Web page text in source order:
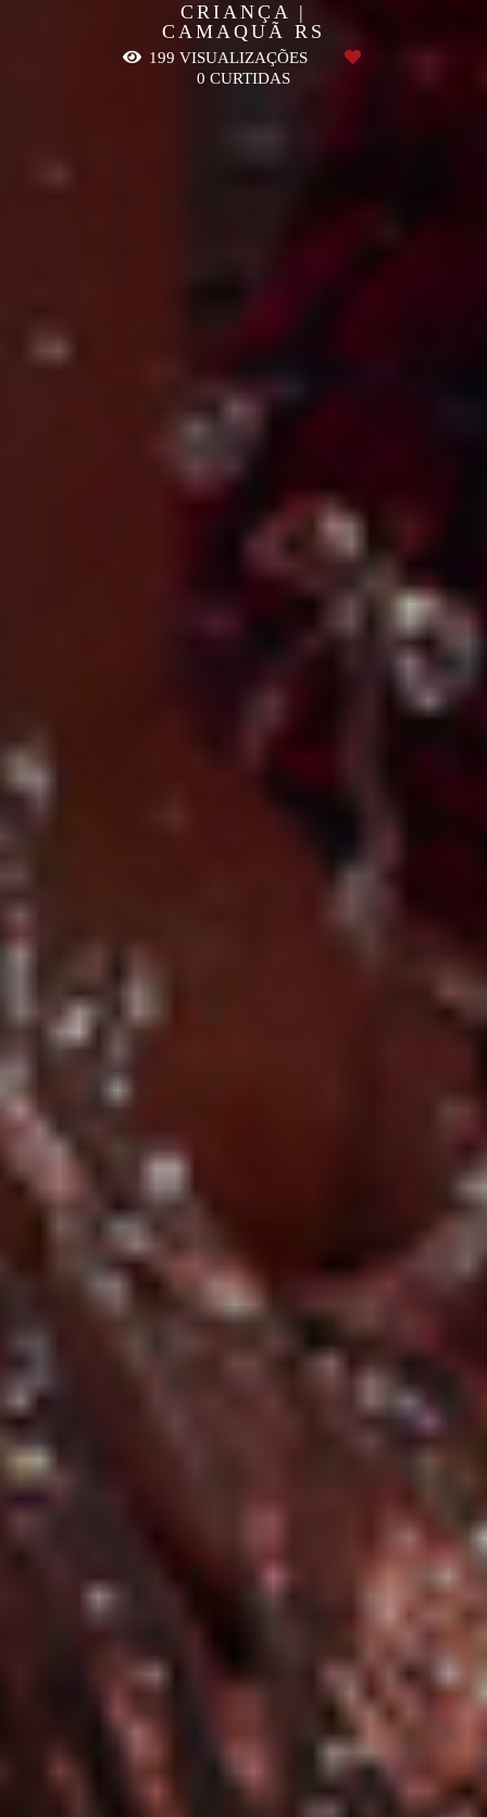
CRIANÇA |
CAMAQUÃ RS
199 VISUALIZAÇÕES
0 CURTIDAS